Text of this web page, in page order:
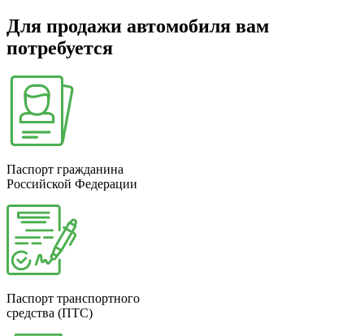
Для продажи автомобиля вам
потребуется
Паспорт гражданина
Российской Федерации
Паспорт транспортного
средства (ПТС)